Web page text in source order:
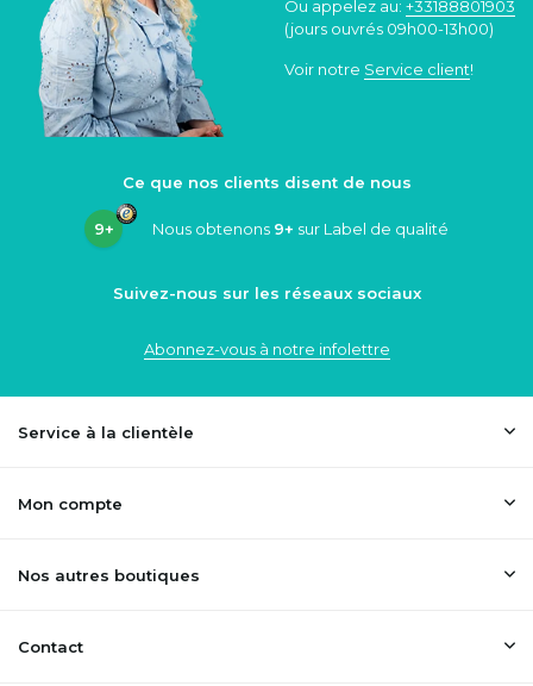
Ou appelez au: +33188801903
(jours ouvrés 09h00-13h00)
Voir notre Service client!
Ce que nos clients disent de nous
9+ Nous obtenons 9+ sur Label de qualité
Suivez-nous sur les réseaux sociaux
Abonnez-vous à notre infolettre
Service à la clientèle
Mon compte
Nos autres boutiques
Contact